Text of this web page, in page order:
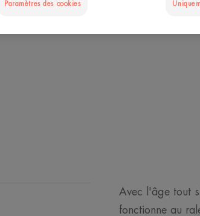
Avec l'âge tout
fonctionne au
Paramètres des cookies